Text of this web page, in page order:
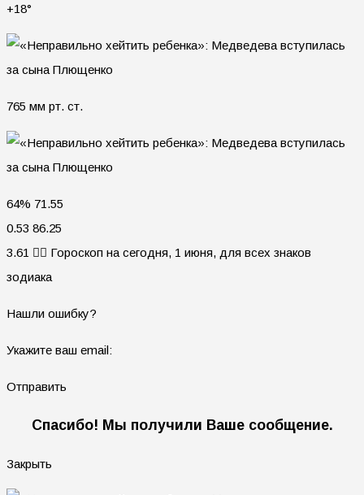
+18°
765 мм рт. ст.
64% 71.55
0.53 86.25
3.61 🧙‍♀ Гороскоп на сегодня, 1 июня, для всех знаков
зодиака
Нашли ошибку?
Укажите ваш email:
Отправить
Спасибо! Мы получили Ваше сообщение.
Закрыть